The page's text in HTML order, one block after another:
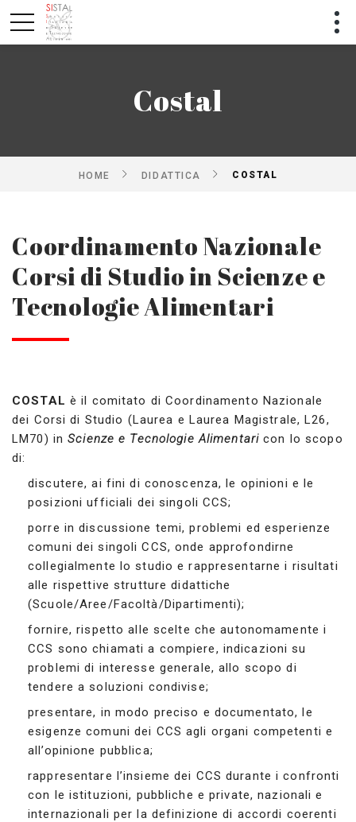
Costal
HOME DIDATTICA COSTAL
Coordinamento Nazionale
Corsi di Studio in Scienze e
Tecnologie Alimentari
COSTAL è il comitato di Coordinamento Nazionale
dei Corsi di Studio (Laurea e Laurea Magistrale, L26,
LM70) inScienze e Tecnologie Alimentaricon lo scopo
di:
discutere, ai fini di conoscenza, le opinioni e le
posizioni ufficiali dei singoli CCS;
porre in discussione temi, problemi ed esperienze
comuni dei singoli CCS, onde approfondirne
collegialmente lo studio e rappresentarne i risultati
alle rispettive strutture didattiche
(Scuole/Aree/Facoltà/Dipartimenti);
fornire, rispetto alle scelte che autonomamente i
CCS sono chiamati a compiere, indicazioni su
problemi di interesse generale, allo scopo di
tendere a soluzioni condivise;
presentare, in modo preciso e documentato, le
esigenze comuni dei CCS agli organi competenti e
all’opinione pubblica;
rappresentare l’insieme dei CCS durante i confronti
con le istituzioni, pubbliche e private, nazionali e
internazionali per la definizione di accordi coerenti